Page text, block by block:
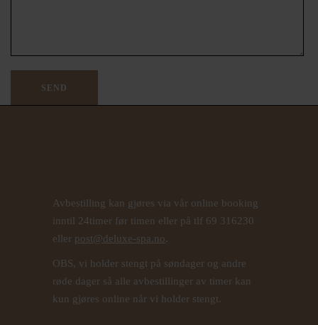
Avbestilling kan gjøres via vår online booking
inntil 24timer før timen eller på tlf 69 316230
eller post@deluxe-spa.no.
OBS, vi holder stengt på søndager og andre
røde dager så alle avbestillinger av timer kan
kun gjøres online når vi holder stengt.